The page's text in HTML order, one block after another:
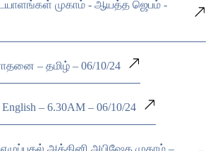
முகாம் - ஆயத்த ஜெபம் -
– தமிழ் – 06/10/24
English – 6.30AM – 06/10/24
அக்கினி அபிஷேக முகாம் –